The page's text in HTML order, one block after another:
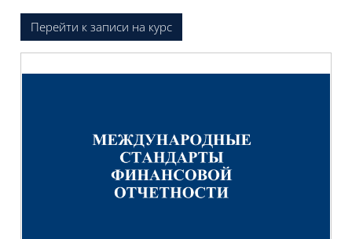
Блоки
Перейти к записи на курс